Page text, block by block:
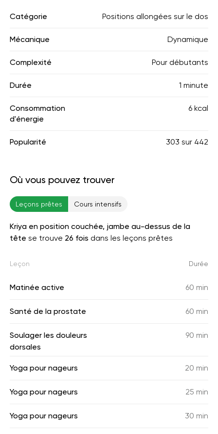
Catégorie Positions allongées sur le dos
Mécanique Dynamique
Complexité Pour débutants
Durée 1 minute
Consommation
d'énergie
6 kcal
Popularité 303 sur 442
Où vous pouvez trouver
Leçons prêtes Cours intensifs
Kriya en position couchée, jambe au-dessus de la
tête se trouve 26 fois dans les leçons prêtes
Leçon Durée
Matinée active 60 min
Santé de la prostate 60 min
Soulager les douleurs
dorsales
90 min
Yoga pour nageurs 20 min
Yoga pour nageurs 25 min
Yoga pour nageurs 30 min